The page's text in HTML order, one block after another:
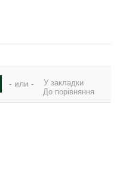
- или -
У закладки
До порівняння